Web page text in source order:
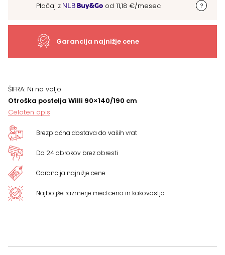
količina
Plačaj z od 11,18 €/mesec
Garancija najnižje cene
ŠIFRA: Ni na voljo
Otroška postelja Willi 90×140/190 cm
Celoten opis
Brezplačna dostava do vaših vrat
Do 24 obrokov brez obresti
Garancija najnižje cene
Najboljše razmerje med ceno in kakovostjo